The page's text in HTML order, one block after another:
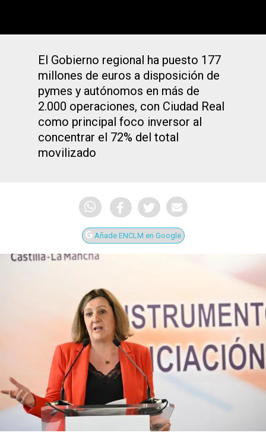
El Gobierno regional ha puesto 177
millones de euros a disposición de
pymes y autónomos en más de
2.000 operaciones, con Ciudad Real
como principal foco inversor al
concentrar el 72% del total
movilizado
Añade ENCLM en Google